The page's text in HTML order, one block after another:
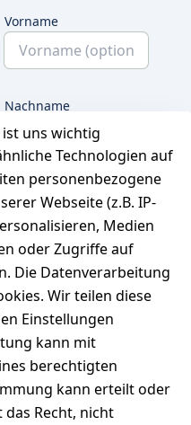
uns wichtig
Technologien auf
personenbezogene
Webseite (z.B. IP-
Medien
oder Zugriffe auf
Die Datenverarbeitung
Wir teilen diese
Einstellungen
kann mit
berechtigten
kann erteilt oder
Recht, nicht
Vorname
Nachname
E-Mail
Ich bestätige hiermit,
dass ich die
Datenschutzerklärung
gelesen habe. Ich
kann meine
Einwilligung jederzeit
widerrufen.**